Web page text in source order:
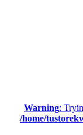
Warning:
/home/